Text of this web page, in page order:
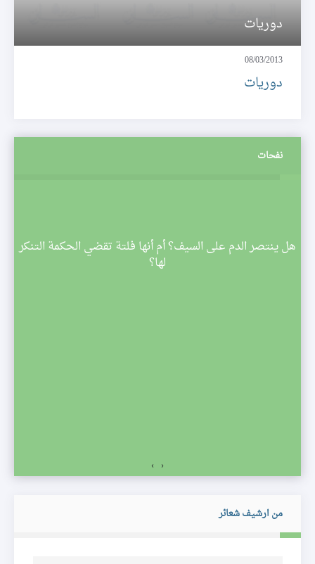
دوريات
08/03/2013
دوريات
نفحات
هل ينتصر الدم على السيف؟ أم أنها فلتة تقضي الحكمة التنكر
لها؟
‹
›
من ارشيف شعائر